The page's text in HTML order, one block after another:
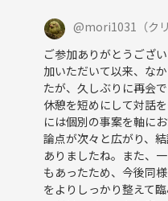
@mori1031 （ク
ご参加ありがとうござ
加いただいて以来、な
たが、久しぶりに再会
休憩を短めにして対話
には個別の事案を軸に
論点が次々と広がり、
ありましたね。また、
もあったため、今後同
をよりしっかり整えて